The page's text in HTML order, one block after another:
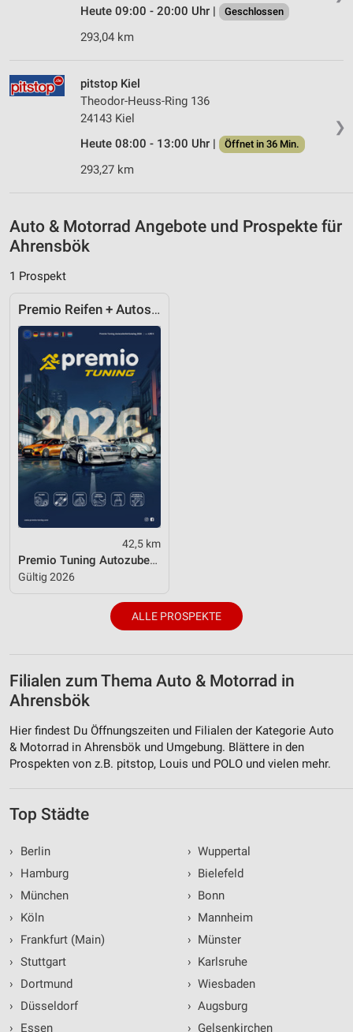
Heute 09:00 - 20:00 Uhr | Geschlossen
293,04 km
❯
pitstop Kiel
Theodor-Heuss-Ring 136
24143 Kiel
Heute 08:00 - 13:00 Uhr |
Öffnet in 36 Min.
293,27 km
Auto & Motorrad Angebote und Prospekte für
Ahrensbök
1 Prospekt
Premio Reifen + Autoservice
42,5 km
Premio Tuning Autozubehörkatalog 2026
Gültig 2026
ALLE PROSPEKTE
Filialen zum Thema Auto & Motorrad in
Ahrensbök
Hier findest Du Öffnungszeiten und Filialen der Kategorie Auto
& Motorrad in Ahrensbök und Umgebung. Blättere in den
Prospekten von z.B. pitstop, Louis und POLO und vielen mehr.
Top Städte
›
Berlin
›
Hamburg
›
München
›
Köln
›
Frankfurt (Main)
› Stuttgart
›
Dortmund
›
Düsseldorf
›
Essen
› Wuppertal
› Bielefeld
› Bonn
› Mannheim
› Münster
› Karlsruhe
› Wiesbaden
› Augsburg
› Gelsenkirchen
IAB-Besonderheiten:
Geräte anhand von aktiv angeforderten
Informationen identifizieren
Nicht-IAB-Verarbeitungszwecke:
Funktional